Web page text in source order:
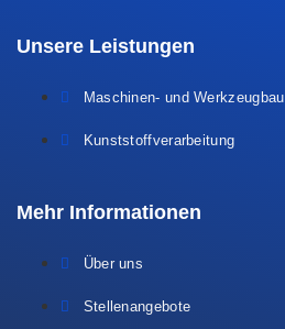
Unsere Leistungen
Maschinen- und Werkzeugbau
Kunststoffverarbeitung
Mehr Informationen
Über uns
Stellenangebote